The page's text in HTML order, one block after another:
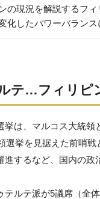
の現況を解説するフ
化したパワーバランス
テ…フィリピ
挙は、マルコス大統
選挙を見据えた前哨
するなど、国内の政
テルテ派が5議席（全